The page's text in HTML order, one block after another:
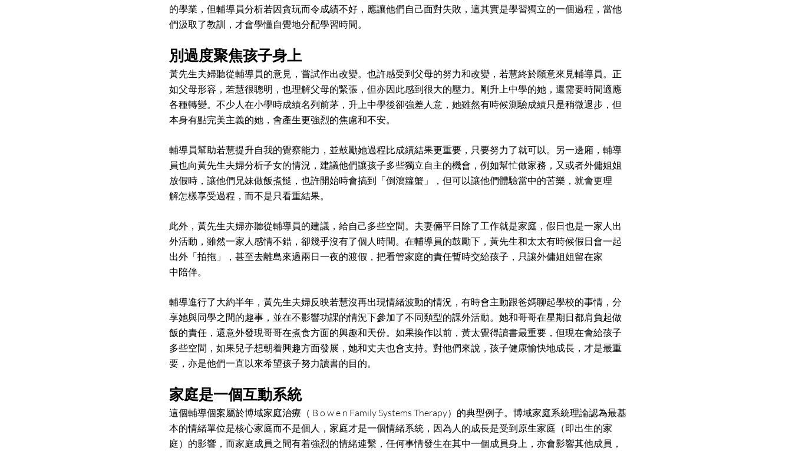
的學業，但輔導員分析若因貪玩而令成績不好，應讓他們自己面對失敗，這其實是學習獨立的一個過程，當他
們汲取了教訓，才會學懂自覺地分配學習時間。
別過度聚焦孩子身上
黃先生夫婦聽從輔導員的意見，嘗試作出改變。也許感受到父母的努力和改變，若慧終於願意來見輔導員。正
如父母形容，若慧很聰明，也理解父母的緊張，但亦因此感到很大的壓力。剛升上中學的她，還需要時間適應
各種轉變。不少人在小學時成績名列前茅，升上中學後卻強差人意，她雖然有時候測驗成績只是稍微退步，但
本身有點完美主義的她，會產生更強烈的焦慮和不安。
輔導員幫助若慧提升自我的覺察能力，並鼓勵她過程比成績結果更重要，只要努力了就可以。另一邊廂，輔導
員也向黃先生夫婦分析子女的情況，建議他們讓孩子多些獨立自主的機會，例如幫忙做家務，又或者外傭姐姐
放假時，讓他們兄妹做飯煮餸，也許開始時會搞到「倒瀉籮蟹」，但可以讓他們體驗當中的苦樂，就會更理
解怎樣享受過程，而不是只看重結果。
此外，黃先生夫婦亦聽從輔導員的建議，給自己多些空間。夫妻倆平日除了工作就是家庭，假日也是一家人出
外活動，雖然一家人感情不錯，卻幾乎沒有了個人時間。在輔導員的鼓勵下，黃先生和太太有時候假日會一起
出外「拍拖」，甚至去離島來過兩日一夜的渡假，把看管家庭的責任暫時交給孩子，只讓外傭姐姐留在家
中陪伴。
輔導進行了大約半年，黃先生夫婦反映若慧沒再出現情緒波動的情況，有時會主動跟爸媽聊起學校的事情，分
享她與同學之間的趣事，並在不影響功課的情況下參加了不同類型的課外活動。她和哥哥在星期日都肩負起做
飯的責任，還意外發現哥哥在煮食方面的興趣和天份。如果換作以前，黃太覺得讀書最重要，但現在會給孩子
多些空間，如果兒子想朝着興趣方面發展，她和丈夫也會支持。對他們來說，孩子健康愉快地成長，才是最重
要，亦是他們一直以來希望孩子努力讀書的目的。
家庭是一個互動系統
這個輔導個案屬於博域家庭治療（ B o w e n Family Systems Therapy）的典型例子。博域家庭系統理論認為最基
本的情緒單位是核心家庭而不是個人，家庭才是一個情緒系統，因為人的成長是受到原生家庭（即出生的家
庭）的影響，而家庭成員之間有着強烈的情緒連繫，任何事情發生在其中一個成員身上，亦會影響其他成員，